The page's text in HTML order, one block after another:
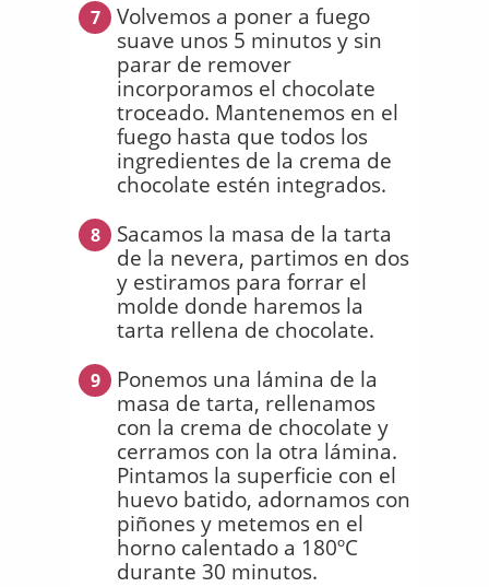
7
Volvemos a poner a fuego
suave unos 5 minutos y sin
parar de remover
incorporamos el chocolate
troceado. Mantenemos en el
fuego hasta que todos los
ingredientes de la crema de
chocolate estén integrados.
8
Sacamos la masa de la tarta
de la nevera, partimos en dos
y estiramos para forrar el
molde donde haremos la
tarta rellena de chocolate.
9
Ponemos una lámina de la
masa de tarta, rellenamos
con la crema de chocolate y
cerramos con la otra lámina.
Pintamos la superficie con el
huevo batido, adornamos con
piñones y metemos en el
horno calentado a 180ºC
durante 30 minutos.